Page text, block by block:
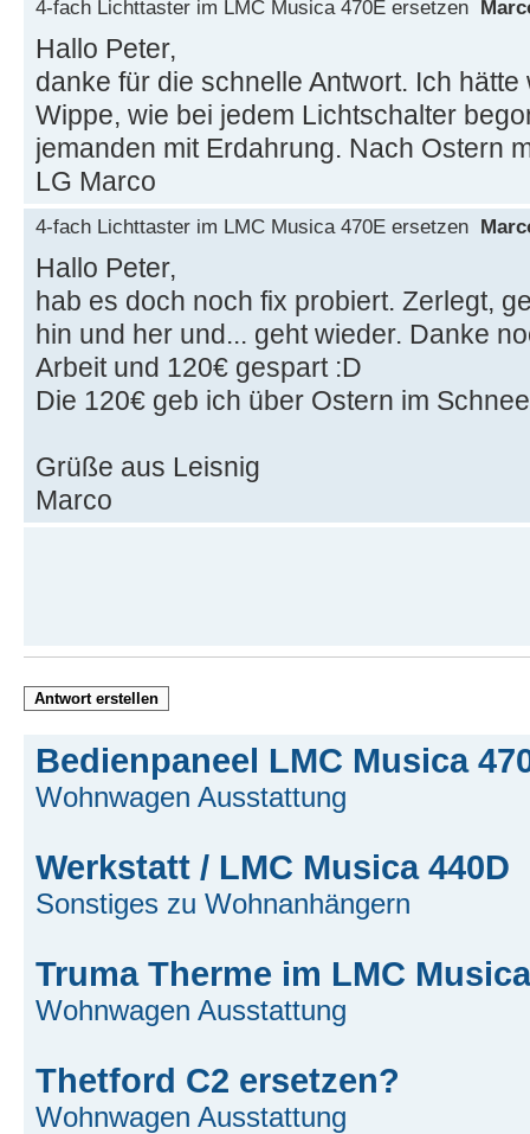
4-fach Lichttaster im LMC Musica 470E ersetzen
Hallo Peter,
danke für die schnelle Antwort. Ich
Wippe, wie bei jedem Lichtschalter
jemanden mit Erdahrung. Nach Ostern
LG Marco
4-fach Lichttaster im LMC Musica 470E ersetzen
Hallo Peter,
hab es doch noch fix probiert. Zerlegt,
hin und her und... geht wieder. Danke
Arbeit und 120€ gespart :D
Die 120€ geb ich über Ostern im
Grüße aus Leisnig
Marco
Antwort erstellen
Bedienpaneel LMC Musica
Wohnwagen Ausstattung
Werkstatt / LMC Musica 440D
Sonstiges zu Wohnanhängern
Truma Therme im LMC
Wohnwagen Ausstattung
Thetford C2 ersetzen?
Wohnwagen Ausstattung